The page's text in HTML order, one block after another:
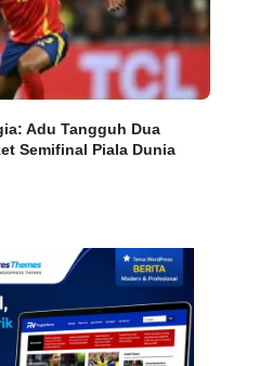
Adu Tangguh Dua
Semifinal Piala Dunia